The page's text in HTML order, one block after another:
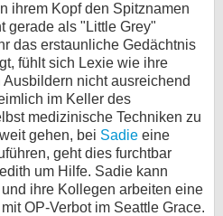
ihrem Kopf den Spitznamen
gerade als "Little Grey"
das erstaunliche Gedächtnis
fühlt sich Lexie wie ihre
nicht ausreichend
im Keller des
medizinische Techniken zu
gehen, bei Sadie eine
geht dies furchtbar
um Hilfe. Sadie kann
ihre Kollegen arbeiten eine
OP-Verbot im Seattle Grace.